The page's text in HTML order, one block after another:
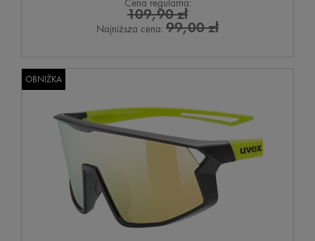
109,90 zł
Najniższa cena: 99,00 zł
OBNIŻKA